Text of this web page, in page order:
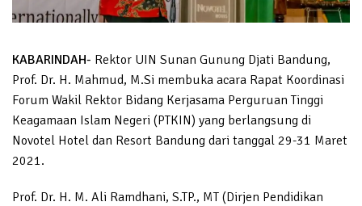
KABARINDAH- Rektor UIN Sunan Gunung Djati Bandung,
Prof. Dr. H. Mahmud, M.Si membuka acara Rapat Koordinasi
Forum Wakil Rektor Bidang Kerjasama Perguruan Tinggi
Keagamaan Islam Negeri (PTKIN) yang berlangsung di
Novotel Hotel dan Resort Bandung dari tanggal 29-31 Maret
2021.
Prof. Dr. H. M. Ali Ramdhani, S.TP., MT (Dirjen Pendidikan